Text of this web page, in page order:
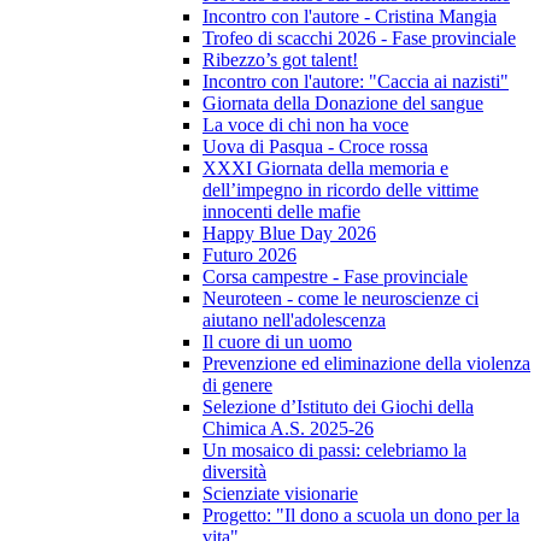
Incontro con l'autore - Cristina Mangia
Trofeo di scacchi 2026 - Fase provinciale
Ribezzo’s got talent!
Incontro con l'autore: "Caccia ai nazisti"
Giornata della Donazione del sangue
La voce di chi non ha voce
Uova di Pasqua - Croce rossa
XXXI Giornata della memoria e
dell’impegno in ricordo delle vittime
innocenti delle mafie
Happy Blue Day 2026
Futuro 2026
Corsa campestre - Fase provinciale
Neuroteen - come le neuroscienze ci
aiutano nell'adolescenza
Il cuore di un uomo
Prevenzione ed eliminazione della violenza
di genere
Selezione d’Istituto dei Giochi della
Chimica A.S. 2025-26
Un mosaico di passi: celebriamo la
diversità
Scienziate visionarie
Progetto: "Il dono a scuola un dono per la